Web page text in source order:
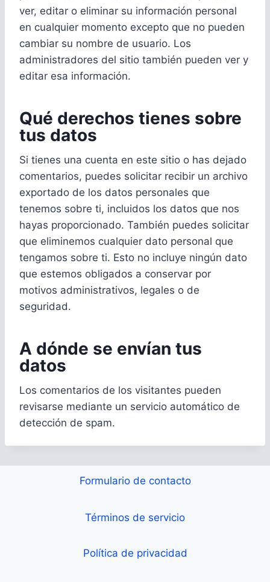
ver, editar o eliminar su información personal
en cualquier momento excepto que no pueden
cambiar su nombre de usuario. Los
administradores del sitio también pueden ver y
editar esa información.
Qué derechos tienes sobre
tus datos
Si tienes una cuenta en este sitio o has dejado
comentarios, puedes solicitar recibir un archivo
exportado de los datos personales que
tenemos sobre ti, incluidos los datos que nos
hayas proporcionado. También puedes solicitar
que eliminemos cualquier dato personal que
tengamos sobre ti. Esto no incluye ningún dato
que estemos obligados a conservar por
motivos administrativos, legales o de
seguridad.
A dónde se envían tus
datos
Los comentarios de los visitantes pueden
revisarse mediante un servicio automático de
detección de spam.
Formulario de contacto
Términos de servicio
Política de privacidad